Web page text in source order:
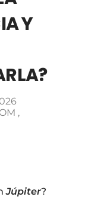
Y
Júpiter?